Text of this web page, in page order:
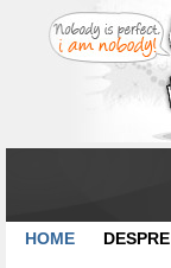
HOME DESPRE